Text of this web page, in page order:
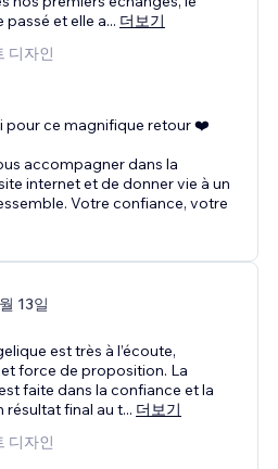
et elle a... 더보기
디자인
pour ce magnifique retour ❤️
accompagner dans la
internet et de donner vie à un
Votre confiance, votre
13일
est très à l’écoute,
force de proposition. La
faite dans la confiance et la
résultat final au t... 더보기
디자인